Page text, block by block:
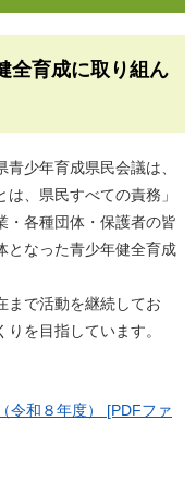
全育成に取り組ん
少年育成県民会議は、
、県民すべての責務」
・各種団体・保護者の皆
となった青少年健全育成
まで活動を継続してお
を目指しています。
令和８年度） [PDFファ